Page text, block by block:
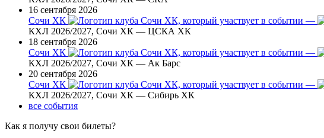
16 сентября 2026
Сочи ХК
—
КХЛ 2026/2027, Сочи ХК — ЦСКА ХК
18 сентября 2026
Сочи ХК
—
КХЛ 2026/2027, Сочи ХК — Ак Барс
20 сентября 2026
Сочи ХК
—
КХЛ 2026/2027, Сочи ХК — Сибирь ХК
все события
Как я получу свои билеты?